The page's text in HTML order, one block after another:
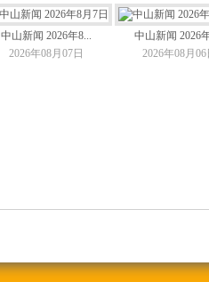
中山新闻 2026年8...
2026年08月07日
中山新闻 2026
2026年08月06